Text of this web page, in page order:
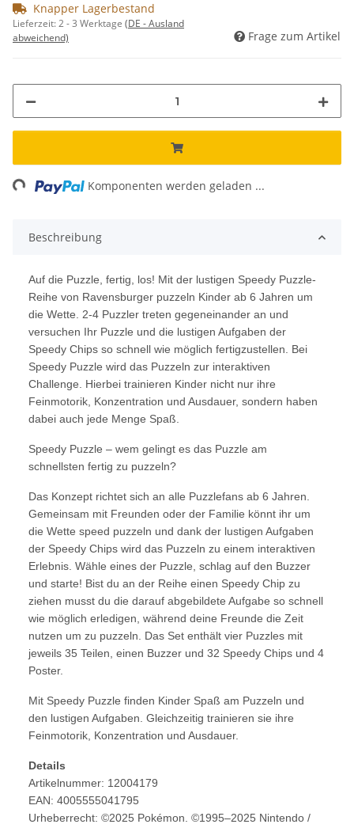
Knapper Lagerbestand
Lieferzeit:2 - 3 Werktage (DE - Ausland
abweichend)
Frage zum Artikel
Komponenten werden geladen ...
Beschreibung
Auf die Puzzle, fertig, los! Mit der lustigen Speedy Puzzle-
Reihe von Ravensburger puzzeln Kinder ab 6 Jahren um
die Wette. 2-4 Puzzler treten gegeneinander an und
versuchen Ihr Puzzle und die lustigen Aufgaben der
Speedy Chips so schnell wie möglich fertigzustellen. Bei
Speedy Puzzle wird das Puzzeln zur interaktiven
Challenge. Hierbei trainieren Kinder nicht nur ihre
Feinmotorik, Konzentration und Ausdauer, sondern haben
dabei auch jede Menge Spaß.
Speedy Puzzle – wem gelingt es das Puzzle am
schnellsten fertig zu puzzeln?
Das Konzept richtet sich an alle Puzzlefans ab 6 Jahren.
Gemeinsam mit Freunden oder der Familie könnt ihr um
die Wette speed puzzeln und dank der lustigen Aufgaben
der Speedy Chips wird das Puzzeln zu einem interaktiven
Erlebnis. Wähle eines der Puzzle, schlag auf den Buzzer
und starte! Bist du an der Reihe einen Speedy Chip zu
ziehen musst du die darauf abgebildete Aufgabe so schnell
wie möglich erledigen, während deine Freunde die Zeit
nutzen um zu puzzeln. Das Set enthält vier Puzzles mit
jeweils 35 Teilen, einen Buzzer und 32 Speedy Chips und 4
Poster.
Mit Speedy Puzzle finden Kinder Spaß am Puzzeln und
den lustigen Aufgaben. Gleichzeitig trainieren sie ihre
Feinmotorik, Konzentration und Ausdauer.
Details
Artikelnummer: 12004179
EAN: 4005555041795
Urheberrecht: ©2025 Pokémon. ©1995–2025 Nintendo /